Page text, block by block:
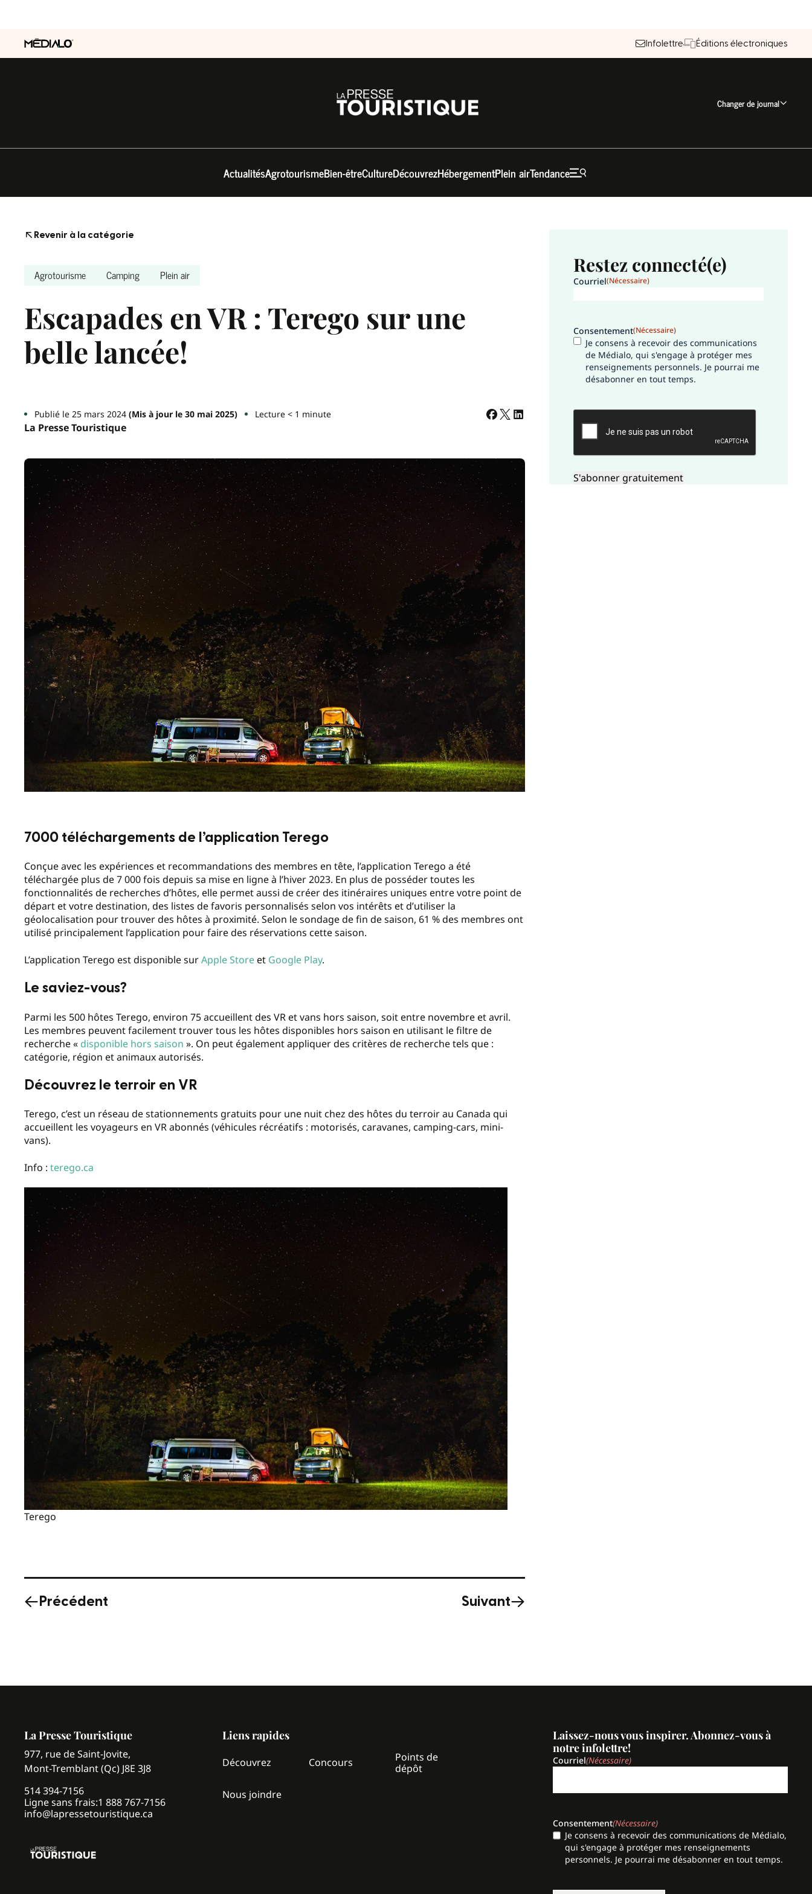
Infolettre Éditions électroniques
Changer de journal
ActualitésAgrotourismeBien-êtreCultureDécouvrezHébergementPlein airTendance
Revenir à la catégorie
Agrotourisme Camping Plein air
Escapades en VR : Terego sur une
belle lancée!
Publié le 25 mars 2024(Mis à jour le 30 mai 2025) Lecture < 1 minute
La Presse Touristique
7000 téléchargements de l’application Terego
Conçue avec les expériences et recommandations des membres en tête, l’application Terego a été
téléchargée plus de 7 000 fois depuis sa mise en ligne à l’hiver 2023. En plus de posséder toutes les
fonctionnalités de recherches d’hôtes, elle permet aussi de créer des itinéraires uniques entre votre point de
départ et votre destination, des listes de favoris personnalisés selon vos intérêts et d’utiliser la
géolocalisation pour trouver des hôtes à proximité. Selon le sondage de fin de saison, 61 % des membres ont
utilisé principalement l’application pour faire des réservations cette saison.
L’application Terego est disponible surApple Store et Google Play.
Le saviez-vous?
Parmi les 500 hôtes Terego, environ 75 accueillent des VR et vans hors saison, soit entre novembre et avril.
Les membres peuvent facilement trouver tous les hôtes disponibles hors saison en utilisant le filtre de
recherche « disponible hors saison ». On peut également appliquer des critères de recherche tels que :
catégorie, région et animaux autorisés.
Découvrez le terroir en VR
Terego, c’est un réseau de stationnements gratuits pour une nuit chez des hôtes du terroir au Canada qui
accueillent les voyageurs en VR abonnés (véhicules récréatifs : motorisés, caravanes, camping-cars, mini-
vans).
Info : terego.ca
Terego
Précédent Suivant
Restez connecté(e)
Courriel(Nécessaire)
Consentement(Nécessaire)
Je consens à recevoir des communications
de Médialo, qui s'engage à protéger mes
renseignements personnels. Je pourrai me
désabonner en tout temps.
CAPTCHA
La Presse Touristique
977, rue de Saint-Jovite,
Mont-Tremblant (Qc) J8E 3J8
514 394-7156
Ligne sans frais:1 888 767-7156
info@lapressetouristique.ca
Liens rapides
Découvrez Concours
Points de
dépôt
Nous joindre
Laissez-nous vous inspirer. Abonnez-vous à
notre infolettre!
Courriel(Nécessaire)
Consentement(Nécessaire)
Je consens à recevoir des communications de Médialo,
qui s'engage à protéger mes renseignements
personnels. Je pourrai me désabonner en tout temps.